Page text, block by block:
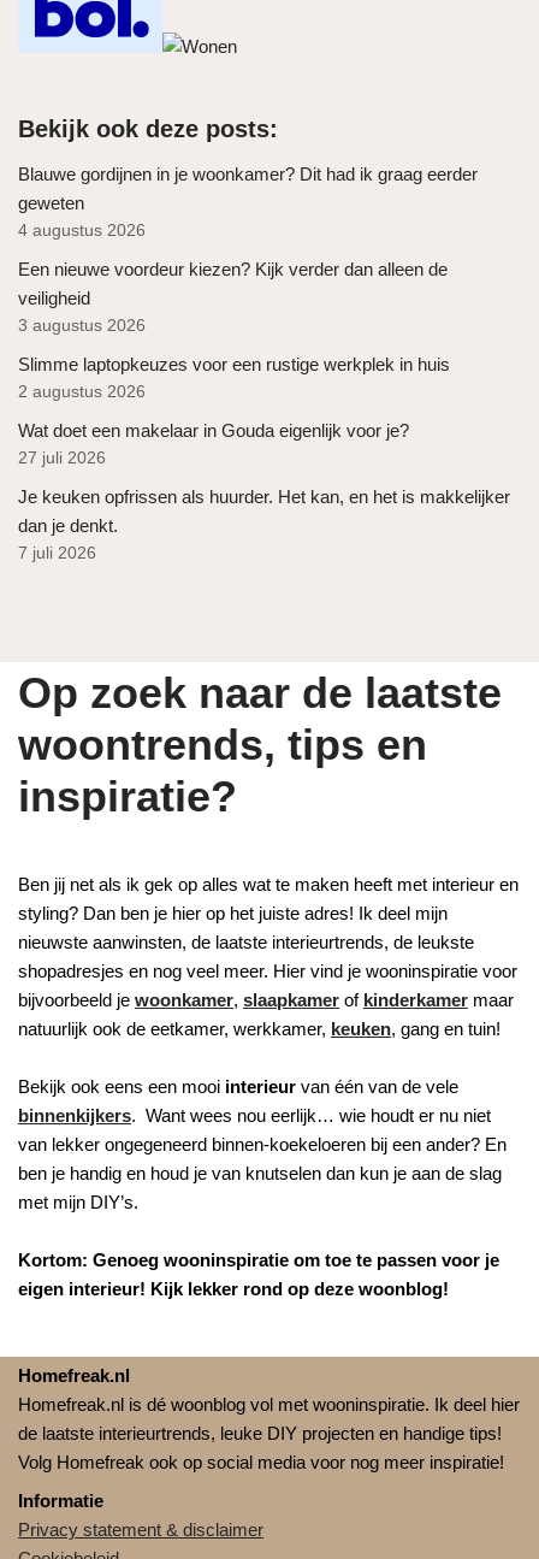
Bekijk ook deze posts:
Blauwe gordijnen in je woonkamer? Dit had ik graag eerder
geweten
4 augustus 2026
Een nieuwe voordeur kiezen? Kijk verder dan alleen de
veiligheid
3 augustus 2026
Slimme laptopkeuzes voor een rustige werkplek in huis
2 augustus 2026
Wat doet een makelaar in Gouda eigenlijk voor je?
27 juli 2026
Je keuken opfrissen als huurder. Het kan, en het is makkelijker
dan je denkt.
7 juli 2026
Op zoek naar de laatste
woontrends, tips en
inspiratie?
Ben jij net als ik gek op alles wat te maken heeft met interieur en
styling? Dan ben je hier op het juiste adres! Ik deel mijn
nieuwste aanwinsten, de laatste interieurtrends, de leukste
shopadresjes en nog veel meer. Hier vind je wooninspiratie voor
bijvoorbeeld je woonkamer, slaapkamer of kinderkamer maar
natuurlijk ook de eetkamer, werkkamer, keuken, gang en tuin!
Bekijk ook eens een mooi interieur van één van de vele
binnenkijkers. Want wees nou eerlijk… wie houdt er nu niet
van lekker ongegeneerd binnen-koekeloeren bij een ander? En
ben je handig en houd je van knutselen dan kun je aan de slag
met mijn DIY’s.
Kortom: Genoeg wooninspiratie om toe te passen voor je
eigen interieur! Kijk lekker rond op deze woonblog!
Homefreak.nl
Homefreak.nl is dé woonblog vol met wooninspiratie. Ik deel hier
de laatste interieurtrends, leuke DIY projecten en handige tips!
Volg Homefreak ook op social media voor nog meer inspiratie!
Informatie
Privacy statement & disclaimer